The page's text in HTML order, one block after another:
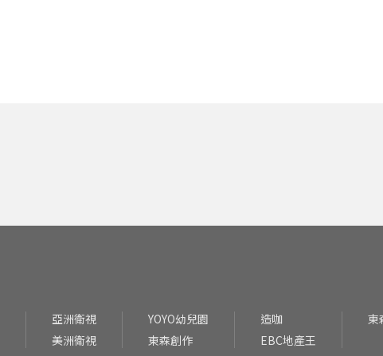
亞洲衛視
美洲衛視
YOYO幼兒園
東森創作
造咖
EBC地產王
東